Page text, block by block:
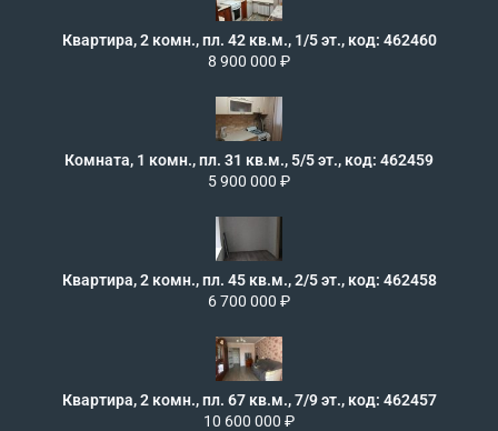
Квартира, 2 комн., пл. 42 кв.м., 1/5 эт., код: 462460
8 900 000 ₽
Комната, 1 комн., пл. 31 кв.м., 5/5 эт., код: 462459
5 900 000 ₽
Квартира, 2 комн., пл. 45 кв.м., 2/5 эт., код: 462458
6 700 000 ₽
Квартира, 2 комн., пл. 67 кв.м., 7/9 эт., код: 462457
10 600 000 ₽